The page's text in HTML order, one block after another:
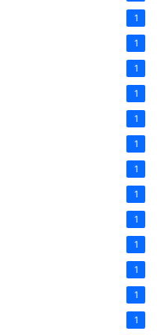
1
1
1
1
1
1
1
1
1
1
1
1
1